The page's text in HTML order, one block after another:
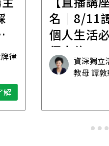
律
解
名｜8/11
個人生活
個人住，
想清楚！
資深獨立
教母 譚